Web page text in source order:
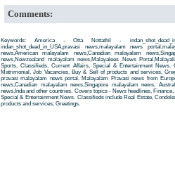
Comments:
Keywords: America - Otta Nottathil -
indan_shot_dead_in_USA,pravasi news,malayalam news
news,American malayalam news,Canadian malayalam
news,Newzealand malayalam news,Malayalees News
Sports, Classifieds, Current Affairs, Special & Entertainment News.
Matrimonial, Job Vacancies, Buy & Sell of products and services,
pravasi malayalam news portal. Malayalam Pravasi news from
news,Canadian malayalam news,Singapore malayalam news,
news,Inda and other countries. Covers topics - News headlines,
Special & Entertainment News. Classifieds include Real Estate,
products and services, Greetings.